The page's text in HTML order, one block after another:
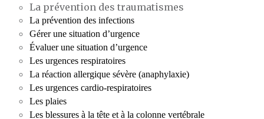
La prévention des traumatismes
La prévention des infections
Gérer une situation d’urgence
Évaluer une situation d’urgence
Les urgences respiratoires
La réaction allergique sévère (anaphylaxie)
Les urgences cardio-respiratoires
Les plaies
Les blessures à la tête et à la colonne vertébrale